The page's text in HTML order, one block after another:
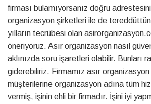
firması bulamıyorsanız doğru
organizasyon şirketleri ile de
yılların tecrübesi olan
öneriyoruz. Asır organizasyon nasıl
aklınızda soru işaretleri olabilir. Bunları
giderebiliriz. Firmamız asır organizasyon
müşterilerine organizasyon adına tüm
vermiş, işinin ehli bir firmadır. İşini iyi